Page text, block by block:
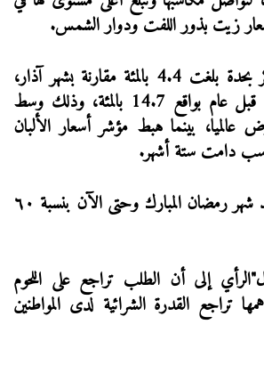
وانخفض مؤشر السكر بحدة بلغت 4.4 بالمئة مقارنة بشهر آذار،
وهو أقل من مستواه قبل عام بواقع 14.7 بالمئة، وذلك وسط
عالميا، بينما هبط مؤشر أسعار الألبان
دامت ستة أشهر.
على اللحوم انخفض بعد شهر رمضان المبارك وحتى الآن بنسبة ٦٠
إلى أن الطلب تراجع على اللحوم
تراجع القدرة الشرائية لدى المواطنين